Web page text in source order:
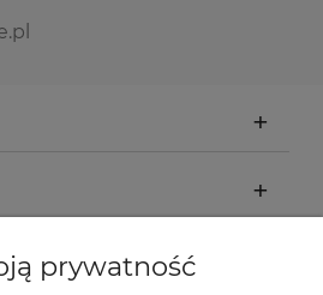
prywatność